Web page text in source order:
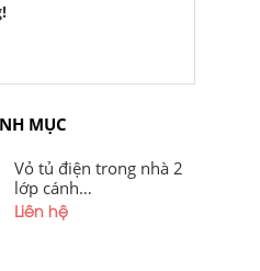
MỤC
Vỏ tủ điện trong nhà 2
lớp cánh
1000x800x300x1,2mm
sơn tĩnh điện cánh
Liên hệ